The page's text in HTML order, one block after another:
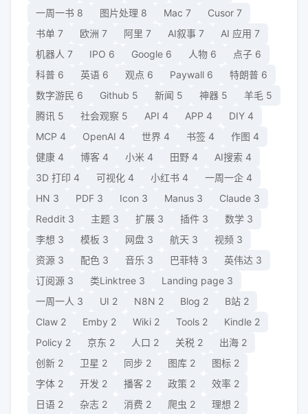
一周一书 8 图片处理 8 Mac 7 Cusor 7
书单 7 欧洲 7 阿里 7 AI叙事 7 AI 应用 7
机器人 7 IPO 6 Google 6 人物 6 点子 6
科普 6 英语 6 观点 6 Paywall 6 特朗普 6
数字游民 6 Github 5 新闻 5 神器 5 羊毛 5
腾讯 5 社会观察 5 API 4 APP 4 DIY 4
MCP 4 OpenAI 4 世界 4 书签 4 作图 4
健康 4 博客 4 小米 4 田野 4 AI搜索 4
3D 打印 4 可视化 4 小红书 4 一周一企 4
HN 3 PDF 3 Icon 3 Manus 3 Claude 3
Reddit 3 主题 3 扩展 3 插件 3 数学 3
李想 3 模板 3 网盘 3 航天 3 视频 3
资源 3 配色 3 音乐 3 巴菲特 3 英伟达 3
订阅源 3 类Linktree 3 Landing page 3
一周一人 3 UI 2 N8N 2 Blog 2 B站 2
Claw 2 Emby 2 Wiki 2 Tools 2 Kindle 2
Policy 2 京东 2 人口 2 关税 2 出海 2
创新 2 卫星 2 同步 2 图库 2 图标 2
字体 2 开发 2 播客 2 政策 2 效率 2
日语 2 杂志 2 消费 2 爬虫 2 理想 2